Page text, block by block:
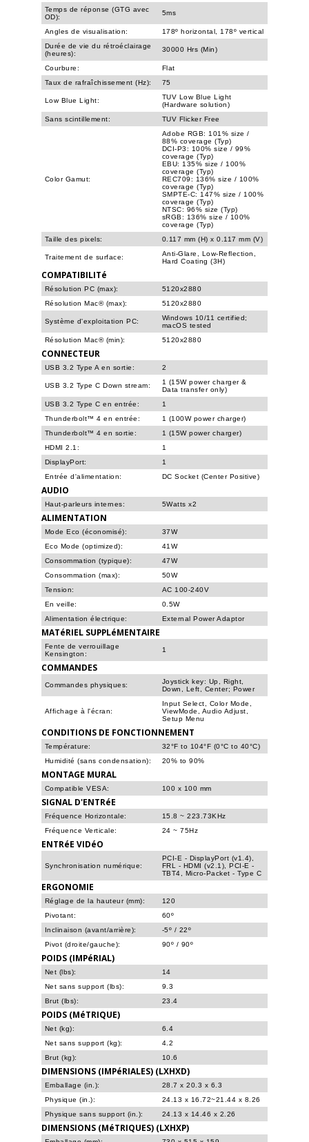
Temps de réponse (GTG avec
OD):
5ms
Angles de visualisation:
178º horizontal, 178º vertical
Durée de vie du rétroéclairage
(heures):
30000 Hrs (Min)
Courbure:
Flat
Taux de rafraîchissement (Hz):
75
Low Blue Light:
TUV Low Blue Light
(Hardware solution)
Sans scintillement:
TUV Flicker Free
Color Gamut:
Adobe RGB: 101% size /
88% coverage (Typ)
DCI-P3: 100% size / 99%
coverage (Typ)
EBU: 135% size / 100%
coverage (Typ)
REC709: 136% size / 100%
coverage (Typ)
SMPTE-C: 147% size / 100%
coverage (Typ)
NTSC: 96% size (Typ)
sRGB: 136% size / 100%
coverage (Typ)
Taille des pixels:
0.117 mm (H) x 0.117 mm (V)
Traitement de surface:
Anti-Glare, Low-Reflection,
Hard Coating (3H)
COMPATIBILITé
Résolution PC (max):
5120x2880
Résolution Mac® (max):
5120x2880
Système d'exploitation PC:
Windows 10/11 certified;
macOS tested
Résolution Mac® (min):
5120x2880
CONNECTEUR
USB 3.2 Type A en sortie: 2
USB 3.2 Type C Down stream:
1 (15W power charger &
Data transfer only)
USB 3.2 Type C en entrée:
1
Thunderbolt™ 4 en entrée:
1 (100W power charger)
Thunderbolt™ 4 en sortie:
1 (15W power charger)
HDMI 2.1:
1
DisplayPort:
1
Entrée d'alimentation:
DC Socket (Center Positive)
AUDIO
Haut-parleurs internes: 5Watts x2
ALIMENTATION
Mode Eco (économisé):
37W
Eco Mode (optimized):
41W
Consommation (typique):
47W
Consommation (max):
50W
Tension:
AC 100-240V
En veille:
0.5W
Alimentation électrique:
External Power Adaptor
MATéRIEL SUPPLéMENTAIRE
Fente de verrouillage
Kensington:
1
COMMANDES
Commandes physiques:
Joystick key: Up, Right,
Down, Left, Center; Power
Affichage à l'écran:
Input Select, Color Mode,
ViewMode, Audio Adjust,
Setup Menu
CONDITIONS DE FONCTIONNEMENT
Température:
32°F to 104°F (0°C to 40°C)
Humidité (sans condensation):
20% to 90%
MONTAGE MURAL
Compatible VESA: 100 x 100 mm
SIGNAL D'ENTRéE
Fréquence Horizontale:
15.8 ~ 223.73KHz
Fréquence Verticale:
24 ~ 75Hz
ENTRéE VIDéO
Synchronisation numérique:
PCI-E - DisplayPort (v1.4),
FRL - HDMI (v2.1), PCI-E -
TBT4, Micro-Packet - Type C
ERGONOMIE
Réglage de la hauteur (mm):
120
Pivotant:
60º
Inclinaison (avant/arrière):
-5º / 22º
Pivot (droite/gauche):
90º / 90º
POIDS (IMPéRIAL)
Net (lbs):
14
Net sans support (lbs):
9.3
Brut (lbs):
23.4
POIDS (MéTRIQUE)
Net (kg):
6.4
Net sans support (kg):
4.2
Brut (kg):
10.6
DIMENSIONS (IMPéRIALES) (LXHXD)
Emballage (in.):
28.7 x 20.3 x 6.3
Physique (in.):
24.13 x 16.72~21.44 x 8.26
Physique sans support (in.):
24.13 x 14.46 x 2.26
DIMENSIONS (MéTRIQUES) (LXHXP)